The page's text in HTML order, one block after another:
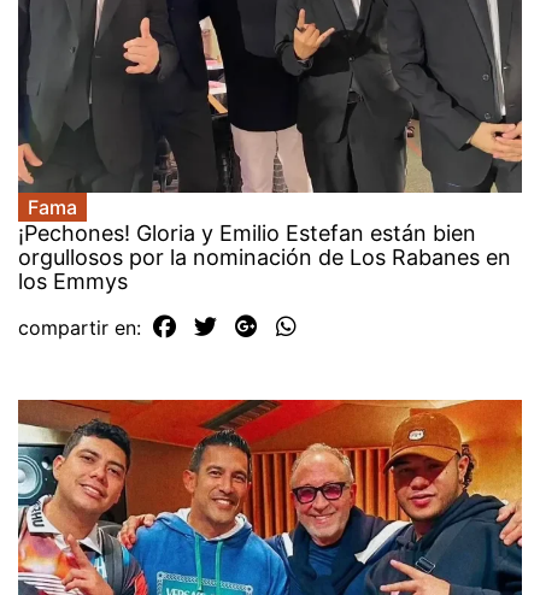
Fama
¡Pechones! Gloria y Emilio Estefan están bien
orgullosos por la nominación de Los Rabanes en
los Emmys
compartir en: